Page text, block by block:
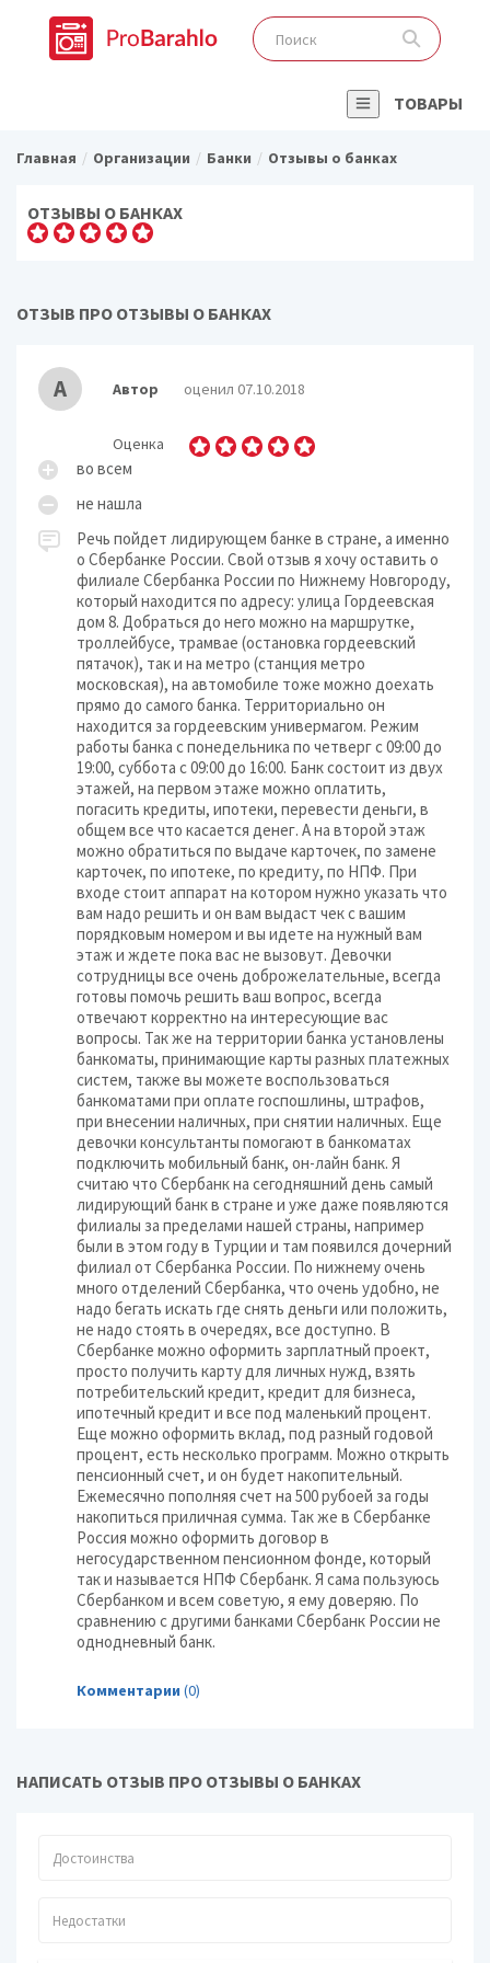
ТОВАРЫ
Главная Организации Банки Отзывы о банках
ОТЗЫВЫ О БАНКАХ
ОТЗЫВ ПРО ОТЗЫВЫ О БАНКАХ
А Автор оценил 07.10.2018
Оценка
во всем
не нашла
Речь пойдет лидирующем банке в стране, а именно
о Сбербанке России. Свой отзыв я хочу оставить о
филиале Сбербанка России по Нижнему Новгороду,
который находится по адресу: улица Гордеевская
дом 8. Добраться до него можно на маршрутке,
троллейбусе, трамвае (остановка гордеевский
пятачок), так и на метро (станция метро
московская), на автомобиле тоже можно доехать
прямо до самого банка. Территориально он
находится за гордеевским универмагом. Режим
работы банка с понедельника по четверг с 09:00 до
19:00, суббота с 09:00 до 16:00. Банк состоит из двух
этажей, на первом этаже можно оплатить,
погасить кредиты, ипотеки, перевести деньги, в
общем все что касается денег. А на второй этаж
можно обратиться по выдаче карточек, по замене
карточек, по ипотеке, по кредиту, по НПФ. При
входе стоит аппарат на котором нужно указать что
вам надо решить и он вам выдаст чек с вашим
порядковым номером и вы идете на нужный вам
этаж и ждете пока вас не вызовут. Девочки
сотрудницы все очень доброжелательные, всегда
готовы помочь решить ваш вопрос, всегда
отвечают корректно на интересующие вас
вопросы. Так же на территории банка установлены
банкоматы, принимающие карты разных платежных
систем, также вы можете воспользоваться
банкоматами при оплате госпошлины, штрафов,
при внесении наличных, при снятии наличных. Еще
девочки консультанты помогают в банкоматах
подключить мобильный банк, он-лайн банк. Я
считаю что Сбербанк на сегодняшний день самый
лидирующий банк в стране и уже даже появляются
филиалы за пределами нашей страны, например
были в этом году в Турции и там появился дочерний
филиал от Сбербанка России. По нижнему очень
много отделений Сбербанка, что очень удобно, не
надо бегать искать где снять деньги или положить,
не надо стоять в очередях, все доступно. В
Сбербанке можно оформить зарплатный проект,
просто получить карту для личных нужд, взять
потребительский кредит, кредит для бизнеса,
ипотечный кредит и все под маленький процент.
Еще можно оформить вклад, под разный годовой
процент, есть несколько программ. Можно открыть
пенсионный счет, и он будет накопительный.
Ежемесячно пополняя счет на 500 рубоей за годы
накопиться приличная сумма. Так же в Сбербанке
Россия можно оформить договор в
негосударственном пенсионном фонде, который
так и называется НПФ Сбербанк. Я сама пользуюсь
Сбербанком и всем советую, я ему доверяю. По
сравнению с другими банками Сбербанк России не
однодневный банк.
Комментарии (0)
НАПИСАТЬ ОТЗЫВ ПРО ОТЗЫВЫ О БАНКАХ